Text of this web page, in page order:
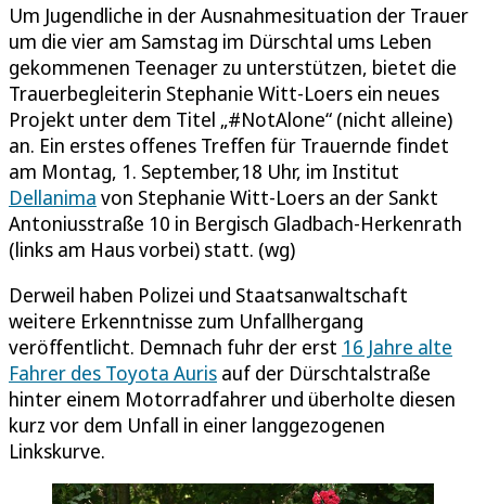
Um Jugendliche in der Ausnahmesituation der Trauer
um die vier am Samstag im Dürschtal ums Leben
gekommenen Teenager zu unterstützen, bietet die
Trauerbegleiterin Stephanie Witt-Loers ein neues
Projekt unter dem Titel „#NotAlone“ (nicht alleine)
an. Ein erstes offenes Treffen für Trauernde findet
am Montag, 1. September,18 Uhr, im Institut
Dellanima von Stephanie Witt-Loers an der Sankt
Antoniusstraße 10 in Bergisch Gladbach-Herkenrath
(links am Haus vorbei) statt. (wg)
Derweil haben Polizei und Staatsanwaltschaft
weitere Erkenntnisse zum Unfallhergang
veröffentlicht. Demnach fuhr der erst 16 Jahre alte
Fahrer des Toyota Auris auf der Dürschtalstraße
hinter einem Motorradfahrer und überholte diesen
kurz vor dem Unfall in einer langgezogenen
Linkskurve.